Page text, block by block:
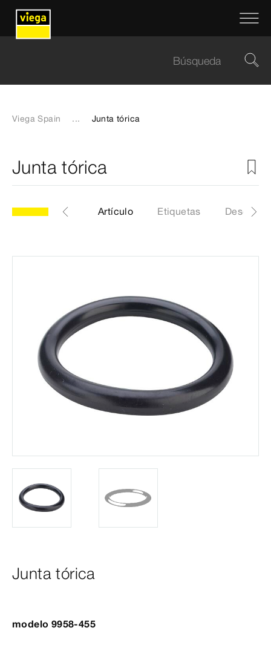
Viega Spain ... Junta tórica
Junta tórica
9958-455 Artículo Etiquetas
Junta tórica
modelo 9958-455